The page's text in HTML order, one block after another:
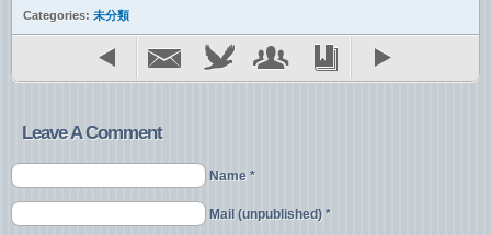
Categories: 未分類
Leave A Comment
Name *
Mail (unpublished) *